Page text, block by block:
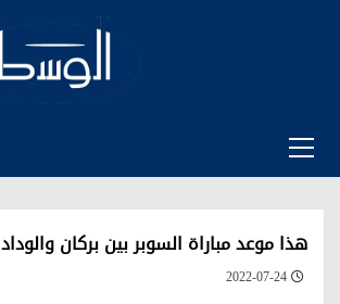
Menu
هذا موعد مباراة السوبر بين بركان والوداد
2022-07-24